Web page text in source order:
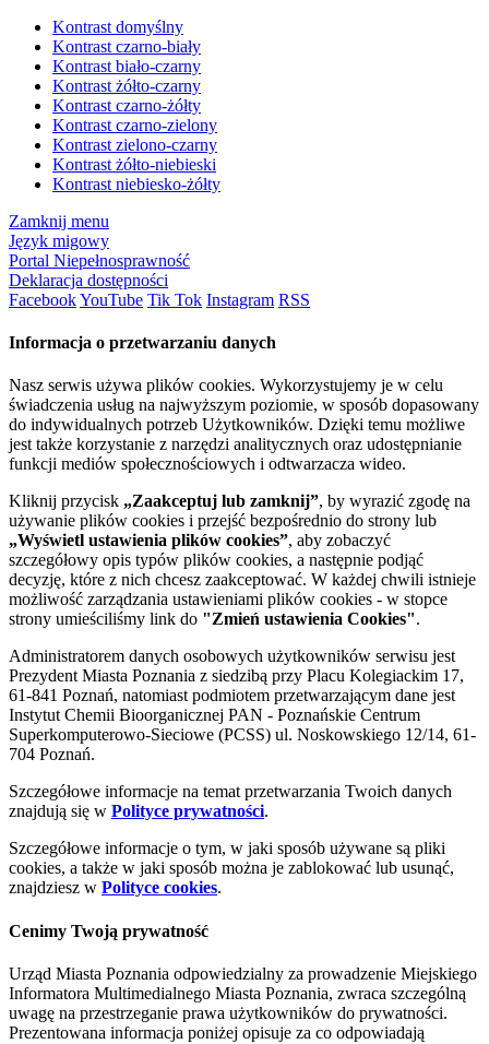
Kontrast domyślny
Kontrast czarno-biały
Kontrast biało-czarny
Kontrast żółto-czarny
Kontrast czarno-żółty
Kontrast czarno-zielony
Kontrast zielono-czarny
Kontrast żółto-niebieski
Kontrast niebiesko-żółty
Zamknij menu
Język migowy
Portal Niepełnosprawność
Deklaracja dostępności
FacebookYouTube Tik Tok Instagram RSS
Informacja o przetwarzaniu danych
Nasz serwis używa plików cookies. Wykorzystujemy je w celu
świadczenia usług na najwyższym poziomie, w sposób dopasowany
do indywidualnych potrzeb Użytkowników. Dzięki temu możliwe
jest także korzystanie z narzędzi analitycznych oraz udostępnianie
funkcji mediów społecznościowych i odtwarzacza wideo.
Kliknij przycisk „Zaakceptuj lub zamknij”, by wyrazić zgodę na
używanie plików cookies i przejść bezpośrednio do strony lub
„Wyświetl ustawienia plików cookies”, aby zobaczyć
szczegółowy opis typów plików cookies, a następnie podjąć
decyzję, które z nich chcesz zaakceptować. W każdej chwili istnieje
możliwość zarządzania ustawieniami plików cookies - w stopce
strony umieściliśmy link do "Zmień ustawienia Cookies".
Administratorem danych osobowych użytkowników serwisu jest
Prezydent Miasta Poznania z siedzibą przy Placu Kolegiackim 17,
61-841 Poznań, natomiast podmiotem przetwarzającym dane jest
Instytut Chemii Bioorganicznej PAN - Poznańskie Centrum
Superkomputerowo-Sieciowe (PCSS) ul. Noskowskiego 12/14, 61-
704 Poznań.
Szczegółowe informacje na temat przetwarzania Twoich danych
znajdują się w Polityce prywatności.
Szczegółowe informacje o tym, w jaki sposób używane są pliki
cookies, a także w jaki sposób można je zablokować lub usunąć,
znajdziesz w Polityce cookies.
Cenimy Twoją prywatność
Urząd Miasta Poznania odpowiedzialny za prowadzenie Miejskiego
Informatora Multimedialnego Miasta Poznania, zwraca szczególną
uwagę na przestrzeganie prawa użytkowników do prywatności.
Prezentowana informacja poniżej opisuje za co odpowiadają